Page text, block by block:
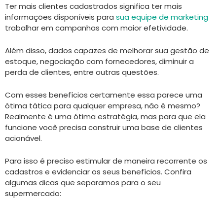
Ter mais clientes cadastrados significa ter mais
informações disponíveis para sua equipe de marketing
trabalhar em campanhas com maior efetividade.
Além disso, dados capazes de melhorar sua gestão de
estoque, negociação com fornecedores, diminuir a
perda de clientes, entre outras questões.
Com esses benefícios certamente essa parece uma
ótima tática para qualquer empresa, não é mesmo?
Realmente é uma ótima estratégia, mas para que ela
funcione você precisa construir uma base de clientes
acionável.
Para isso é preciso estimular de maneira recorrente os
cadastros e evidenciar os seus benefícios. Confira
algumas dicas que separamos para o seu
supermercado: